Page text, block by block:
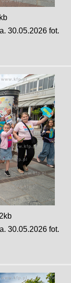
30.05.2026 fot.
30.05.2026 fot.